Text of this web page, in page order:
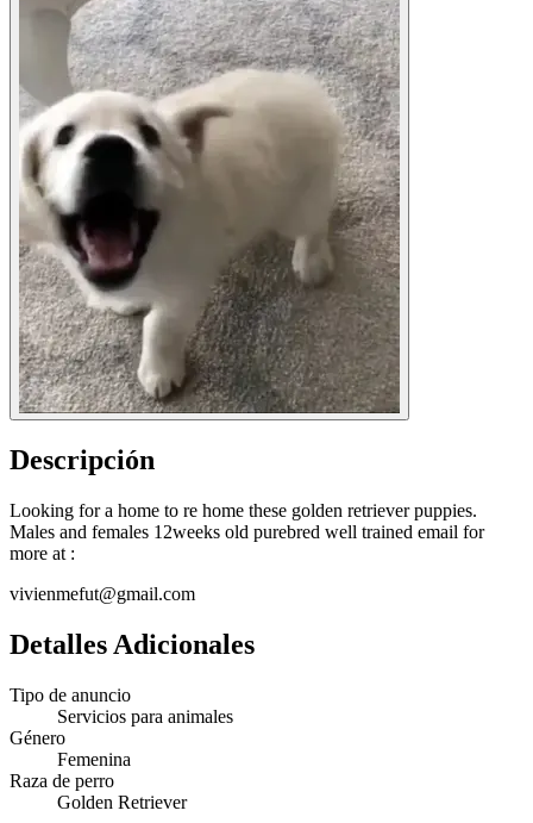
Descripción
Looking for a home to re home these golden retriever puppies.
Males and females 12weeks old purebred well trained email for
more at :
vivienmefut@gmail.com
Detalles Adicionales
Tipo de anuncio
Servicios para animales
Género
Femenina
Raza de perro
Golden Retriever